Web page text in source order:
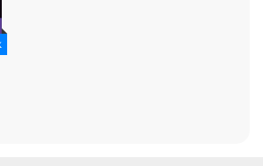
Transmedia Via Fan Participation
Phenomenon through the Lens of Clas
around the World Love BTS?